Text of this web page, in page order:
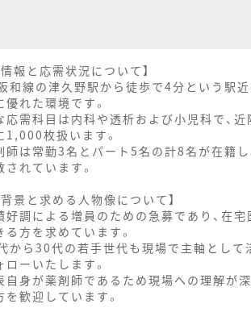
情報と応需状況について】
和線の津久野駅から徒歩で4分という駅
優れた環境です。
需科目は内科や透析および小児科で、
1,000枚扱います。
は常勤3名とパート5名の計8名が在籍
されています。
背景と求める人物像について】
調による増員のための急募であり、在
る方を求めています。
ら30代の若手世代も現場で主軸として
ローいたします。
身が薬剤師であるため現場への理解が深
を歓迎しています。